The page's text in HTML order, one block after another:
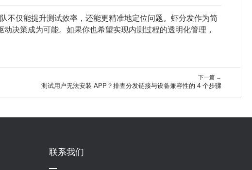
不仅能提升测试效率，还能更精准地定位问题。虾分发作为简
决策成为可能。如果你也希望实现内测过程的透明化管理，
下一篇 →
测试用户无法安装 APP？排查分发链接与设备兼容性的 4 个步骤
联系我们